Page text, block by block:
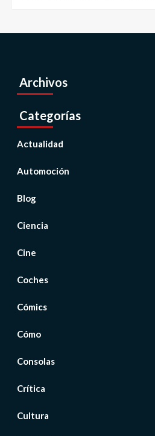
Archivos
Categorías
Actualidad
Automoción
Blog
Ciencia
Cine
Coches
Cómics
Cómo
Consolas
Crítica
Cultura